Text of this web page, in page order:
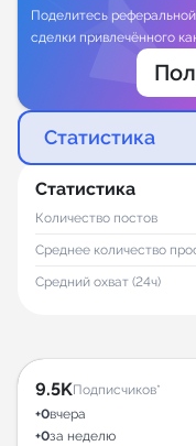
Поделитесь
сделки привлечённого
Статистика
Статистика
Количество постов
Среднее количество
Средний охват (24ч)
9.5KПодписчиков*
+0вчера
+0за неделю